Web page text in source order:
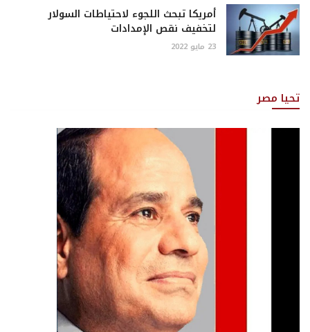
أمريكا تبحث اللجوء لاحتياطات السولار
لتخفيف نقص الإمدادات
23 مايو 2022
تحيا مصر